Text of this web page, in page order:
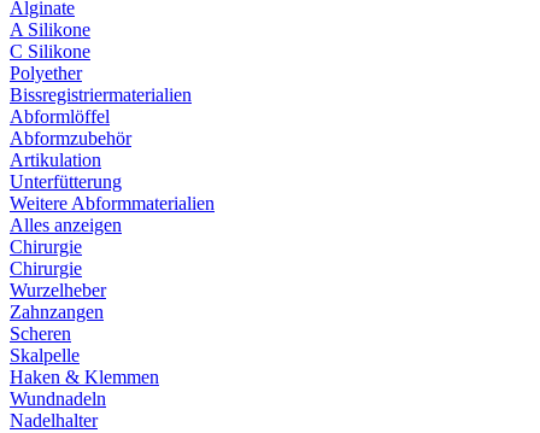
Alginate
A Silikone
C Silikone
Polyether
Bissregistriermaterialien
Abformlöffel
Abformzubehör
Artikulation
Unterfütterung
Weitere Abformmaterialien
Alles anzeigen
Chirurgie
Chirurgie
Wurzelheber
Zahnzangen
Scheren
Skalpelle
Haken & Klemmen
Wundnadeln
Nadelhalter